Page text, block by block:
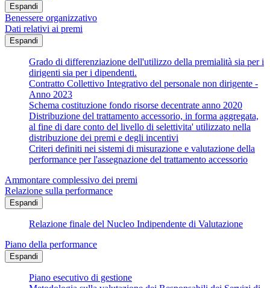
Espandi
Benessere organizzativo
Dati relativi ai premi
Espandi
Grado di differenziazione dell'utilizzo della premialità sia per i
dirigenti sia per i dipendenti.
Contratto Collettivo Integrativo del personale non dirigente -
Anno 2023
Schema costituzione fondo risorse decentrate anno 2020
Distribuzione del trattamento accessorio, in forma aggregata,
al fine di dare conto del livello di selettivita' utilizzato nella
distribuzione dei premi e degli incentivi
Criteri definiti nei sistemi di misurazione e valutazione della
performance per l'assegnazione del trattamento accessorio
Ammontare complessivo dei premi
Relazione sulla performance
Espandi
Relazione finale del Nucleo Indipendente di Valutazione
Piano della performance
Espandi
Piano esecutivo di gestione